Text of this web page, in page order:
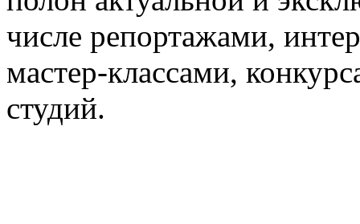
числе репортажами,
мастер-классами,
студий.